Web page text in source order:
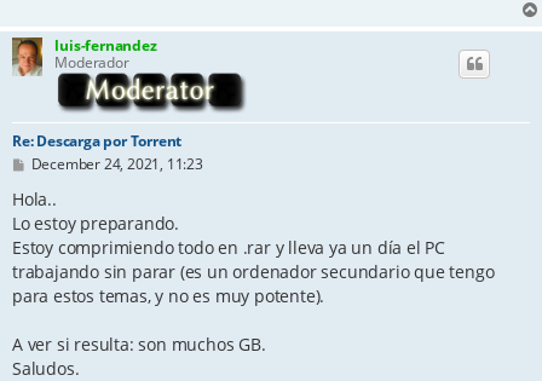
luis-fernandez
Moderador
Re: Descarga por Torrent
P
s
December 24, 2021, 11:23
Hola..
Lo estoy preparando.
Estoy comprimiendo todo en .rar y lleva ya un día el PC
trabajando sin parar (es un ordenador secundario que tengo
para estos temas, y no es muy potente).
A ver si resulta: son muchos GB.
Saludos.